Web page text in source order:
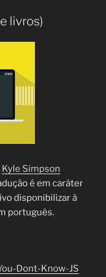
livros)
Kyle Simpson
é em caráter
disponibilizar à
português.
Dont-Know-JS